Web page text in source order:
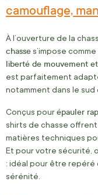
camouflage,
À l’ouverture de la
chasse s’impose
liberté de mouvement
est parfaitement
notamment dans le sud
Conçus pourépauler
shirts de chasse
matières techniques
Et pour votre sécurité,
: idéal pour être
sérénité.